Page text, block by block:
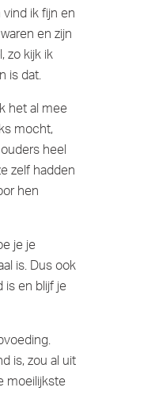
ik fijn en
en zijn
zo kijk ik
is dat.
het al mee
mocht,
heel
zelf hadden
hen
je je
is. Dus ook
en blijf je
is, zou al uit
moeilijkste